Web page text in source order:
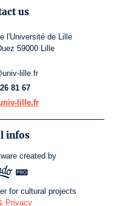
us
l'Université de Lille
59000 Lille
lille.fr
81 67
lille.fr
infos
created by
for cultural projects
Privacy